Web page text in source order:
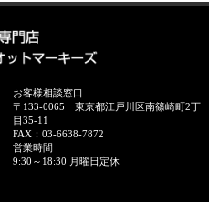
お客様相談窓口
〒133-0065
東京都江戸川区南篠崎町2丁
目35-11
FAX： 03-6638-7872
営業時間
9:30～18:30 月曜日定休